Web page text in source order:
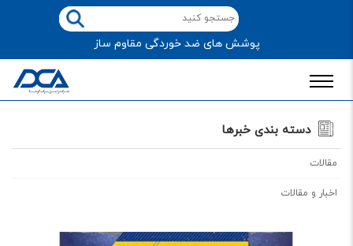
پوشش های ضد خوردگی مقاوم ساز
دسته بندی خبرها
مقالات
اخبار و مقالات